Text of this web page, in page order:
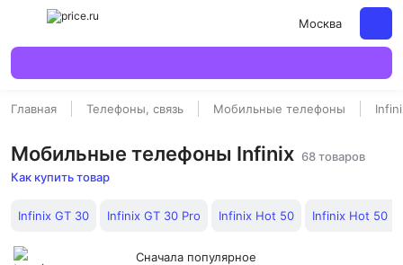
Москва
Главная Телефоны, связь Мобильные телефоны
Мобильные телефоны Infinix 68 товаров
Как купить товар
Infinix GT 30 Infinix GT 30 Pro Infinix Hot 50 Infinix Hot 50
Сначала популярное